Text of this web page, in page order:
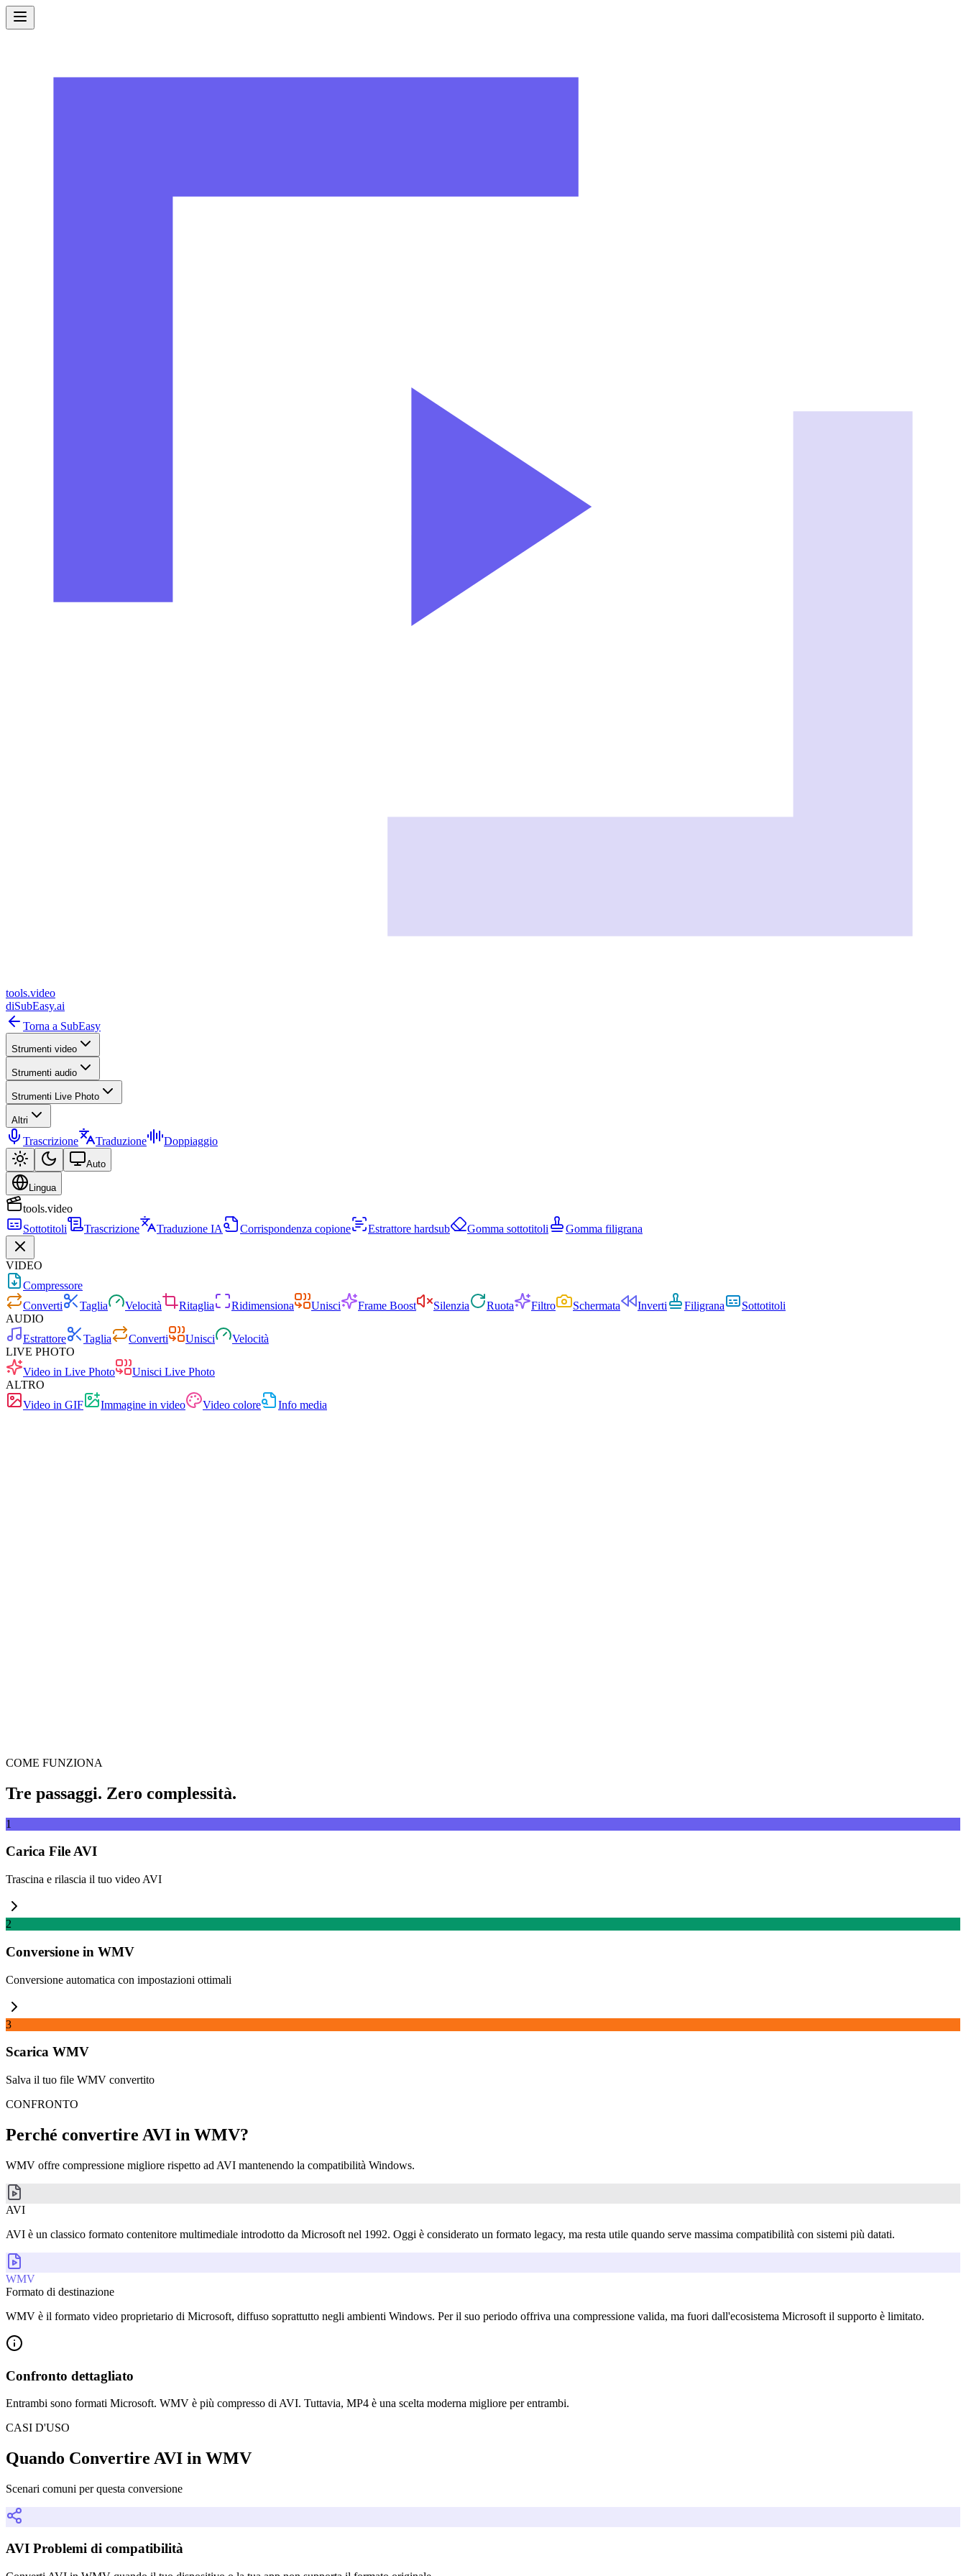
tools.video
diSubEasy.ai
Torna a SubEasy
Strumenti video
Strumenti audio
Strumenti Live Photo
Altri
Trascrizione Traduzione Doppiaggio
Auto
Lingua
tools.video
Sottotitoli
Trascrizione Traduzione IA Corrispondenza copione Estrattore hardsub Gomma sottotitoli Gomma filigrana
VIDEO
Compressore
Converti
Taglia Velocità Ritaglia Ridimensiona Unisci Frame Boost Silenzia Ruota Filtro Schermata Inverti Filigrana
Sottotitoli
AUDIO
Estrattore
Taglia Converti Unisci
Velocità
LIVE PHOTO
Video in Live Photo
Unisci Live Photo
ALTRO
Video in GIF
Immagine in video Video colore
Info media
COME FUNZIONA
Tre passaggi. Zero complessità.
1
Carica File AVI
Trascina e rilascia il tuo video AVI
2
Conversione in WMV
Conversione automatica con impostazioni ottimali
3
Scarica WMV
Salva il tuo file WMV convertito
CONFRONTO
Perché convertire AVI in WMV?
WMV offre compressione migliore rispetto ad AVI mantenendo la compatibilità Windows.
AVI
AVI è un classico formato contenitore multimediale introdotto da Microsoft nel 1992. Oggi è considerato un formato legacy, ma resta utile quando serve massima compatibilità con sistemi più datati.
WMV
Formato di destinazione
WMV è il formato video proprietario di Microsoft, diffuso soprattutto negli ambienti Windows. Per il suo periodo offriva una compressione valida, ma fuori dall'ecosistema Microsoft il supporto è limitato.
Confronto dettagliato
Entrambi sono formati Microsoft. WMV è più compresso di AVI. Tuttavia, MP4 è una scelta moderna migliore per entrambi.
CASI D'USO
Quando Convertire AVI in WMV
Scenari comuni per questa conversione
AVI Problemi di compatibilità